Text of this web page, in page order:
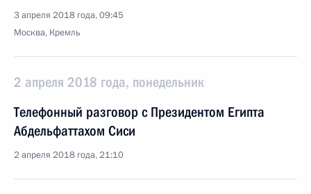
3 апреля 2018 года, 09:45
Москва, Кремль
2 апреля 2018 года, понедельник
Телефонный разговор с Президентом Египта
Абдельфаттахом Сиси
2 апреля 2018 года, 21:10